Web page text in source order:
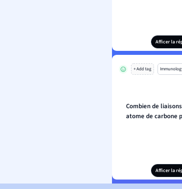
Afficer la
+ Add tag
Combien de
atome de carbone
Afficer la